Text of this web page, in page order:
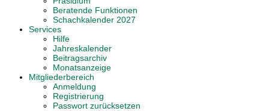
Beratende Funktionen
Schachkalender 2027
Services
Hilfe
Jahreskalender
Beitragsarchiv
Monatsanzeige
Mitgliederbereich
Anmeldung
Registrierung
Passwort zurücksetzen